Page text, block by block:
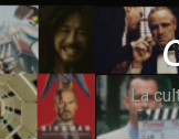
La